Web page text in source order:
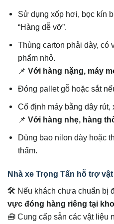
Sử dụng xốp hơi, bọc kín
“Hàng dễ vỡ”.
Thùng carton phải dày, có
phẩm nhỏ.
📌Với hàng nặng, máy
Đóng pallet gỗ hoặc sắt
Cố định máy bằng dây rút,
📌Với hàng nhẹ, hàng
Dùng bao nilon dày hoặc
thấm.
Nhà xe Trọng Tấn hỗ trợ
🛠️ Nếu khách chưa chuẩn bị
vực đóng hàng riêng tại kho
🧰 Cung cấp sẵn các vật liệu